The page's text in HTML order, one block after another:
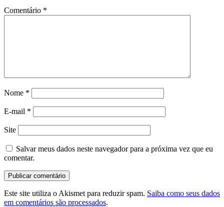
Comentário *
Nome *
E-mail *
Site
Salvar meus dados neste navegador para a próxima vez que eu
comentar.
Este site utiliza o Akismet para reduzir spam. Saiba como seus dados
em comentários são processados.